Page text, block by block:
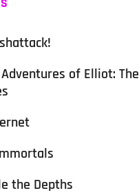
of Elliot: The
the Depths